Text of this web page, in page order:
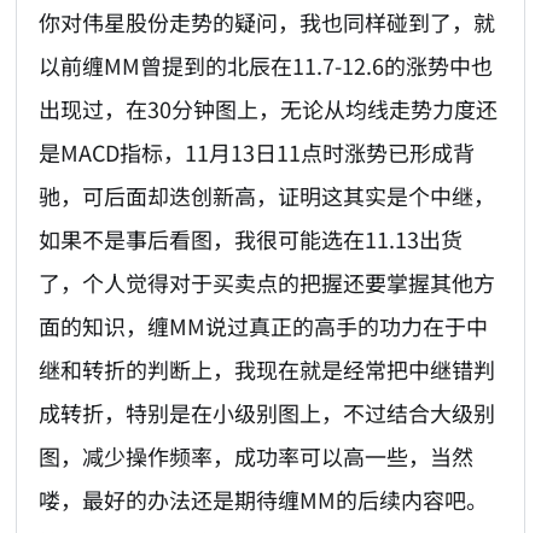
你对伟星股份走势的疑问，我也同样碰到了，就
以前缠MM曾提到的北辰在11.7-12.6的涨势中也
出现过，在30分钟图上，无论从均线走势力度还
是MACD指标，11月13日11点时涨势已形成背
驰，可后面却迭创新高，证明这其实是个中继，
如果不是事后看图，我很可能选在11.13出货
了，个人觉得对于买卖点的把握还要掌握其他方
面的知识，缠MM说过真正的高手的功力在于中
继和转折的判断上，我现在就是经常把中继错判
成转折，特别是在小级别图上，不过结合大级别
图，减少操作频率，成功率可以高一些，当然
喽，最好的办法还是期待缠MM的后续内容吧。